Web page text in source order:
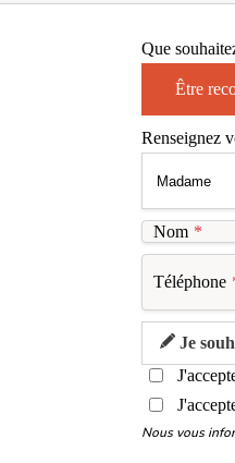
Que
Être
Renseignez
Nom *
Téléphone
Je
Nous vous